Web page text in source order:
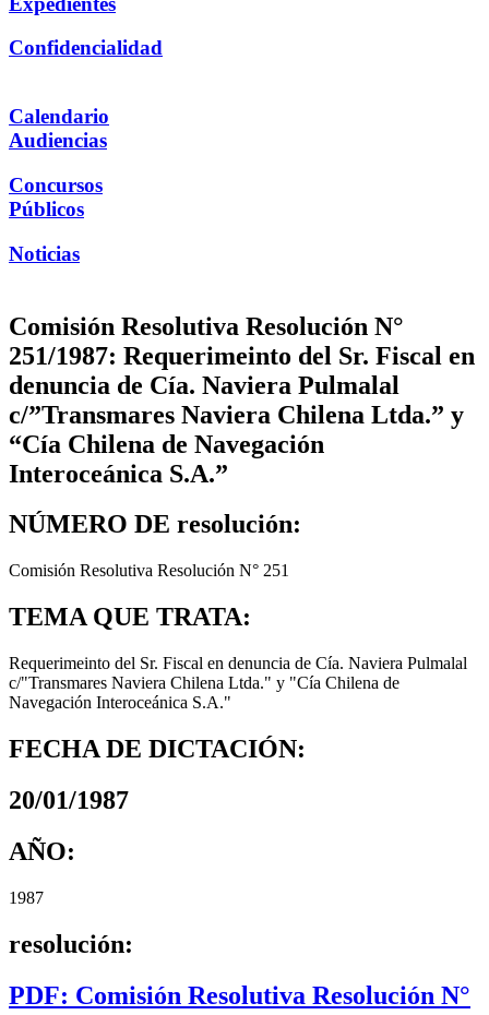
Confidencialidad
Calendario
Audiencias
Concursos
Públicos
Noticias
Comisión Resolutiva Resolución N°
251/1987: Requerimeinto del Sr. Fiscal en
denuncia de Cía. Naviera Pulmalal
c/”Transmares Naviera Chilena Ltda.” y
“Cía Chilena de Navegación
Interoceánica S.A.”
NÚMERO DE resolución:
Comisión Resolutiva Resolución N° 251
TEMA QUE TRATA:
Requerimeinto del Sr. Fiscal en denuncia de Cía. Naviera Pulmalal
c/"Transmares Naviera Chilena Ltda." y "Cía Chilena de
Navegación Interoceánica S.A."
FECHA DE DICTACIÓN:
20/01/1987
AÑO:
1987
resolución:
PDF: Comisión Resolutiva Resolución N°